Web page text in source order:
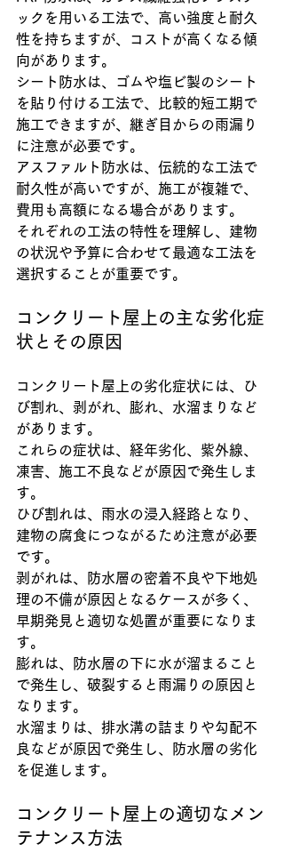
ックを用いる工法で、高い強度と耐久
性を持ちますが、コストが高くなる傾
向があります。
シート防水は、ゴムや塩ビ製のシート
を貼り付ける工法で、比較的短工期で
施工できますが、継ぎ目からの雨漏り
に注意が必要です。
アスファルト防水は、伝統的な工法で
耐久性が高いですが、施工が複雑で、
費用も高額になる場合があります。
それぞれの工法の特性を理解し、建物
の状況や予算に合わせて最適な工法を
選択することが重要です。
コンクリート屋上の主な劣化症
状とその原因
コンクリート屋上の劣化症状には、ひ
び割れ、剥がれ、膨れ、水溜まりなど
があります。
これらの症状は、経年劣化、紫外線、
凍害、施工不良などが原因で発生しま
す。
ひび割れは、雨水の浸入経路となり、
建物の腐食につながるため注意が必要
です。
剥がれは、防水層の密着不良や下地処
理の不備が原因となるケースが多く、
早期発見と適切な処置が重要になりま
す。
膨れは、防水層の下に水が溜まること
で発生し、破裂すると雨漏りの原因と
なります。
水溜まりは、排水溝の詰まりや勾配不
良などが原因で発生し、防水層の劣化
を促進します。
コンクリート屋上の適切なメン
テナンス方法